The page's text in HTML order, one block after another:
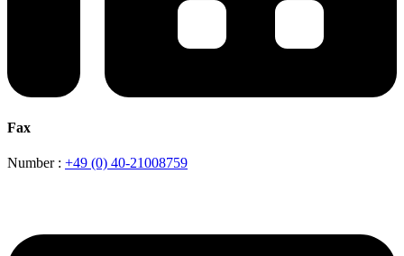
Fax
Number : +49 (0) 40-21008759